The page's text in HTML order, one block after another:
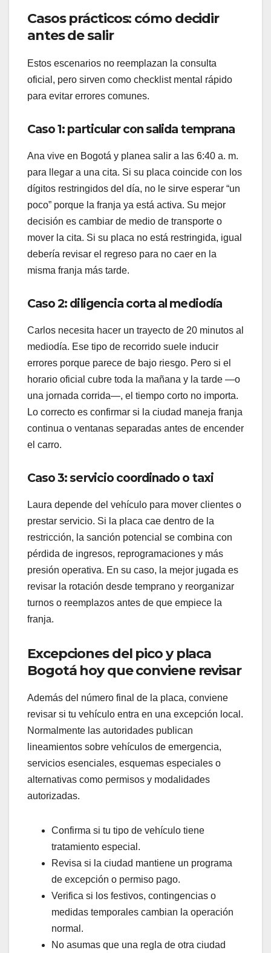
Casos prácticos: cómo decidir
antes de salir
Estos escenarios no reemplazan la consulta
oficial, pero sirven como checklist mental rápido
para evitar errores comunes.
Caso 1: particular con salida temprana
Ana vive en Bogotá y planea salir a las 6:40 a. m.
para llegar a una cita. Si su placa coincide con los
dígitos restringidos del día, no le sirve esperar “un
poco” porque la franja ya está activa. Su mejor
decisión es cambiar de medio de transporte o
mover la cita. Si su placa no está restringida, igual
debería revisar el regreso para no caer en la
misma franja más tarde.
Caso 2: diligencia corta al mediodía
Carlos necesita hacer un trayecto de 20 minutos al
mediodía. Ese tipo de recorrido suele inducir
errores porque parece de bajo riesgo. Pero si el
horario oficial cubre toda la mañana y la tarde —o
una jornada corrida—, el tiempo corto no importa.
Lo correcto es confirmar si la ciudad maneja franja
continua o ventanas separadas antes de encender
el carro.
Caso 3: servicio coordinado o taxi
Laura depende del vehículo para mover clientes o
prestar servicio. Si la placa cae dentro de la
restricción, la sanción potencial se combina con
pérdida de ingresos, reprogramaciones y más
presión operativa. En su caso, la mejor jugada es
revisar la rotación desde temprano y reorganizar
turnos o reemplazos antes de que empiece la
franja.
Excepciones del pico y placa
Bogotá hoy que conviene revisar
Además del número final de la placa, conviene
revisar si tu vehículo entra en una excepción local.
Normalmente las autoridades publican
lineamientos sobre vehículos de emergencia,
servicios esenciales, esquemas especiales o
alternativas como permisos y modalidades
autorizadas.
Confirma si tu tipo de vehículo tiene
tratamiento especial.
Revisa si la ciudad mantiene un programa
de excepción o permiso pago.
Verifica si los festivos, contingencias o
medidas temporales cambian la operación
normal.
No asumas que una regla de otra ciudad